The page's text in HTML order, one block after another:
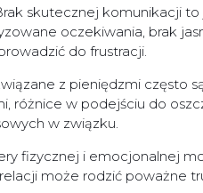
skutecznej komunikacji
oczekiwania, brak
do frustracji.
z pieniędzmi często
różnice w podejściu do
w związku.
fizycznej i emocjonalnej
może rodzić poważne